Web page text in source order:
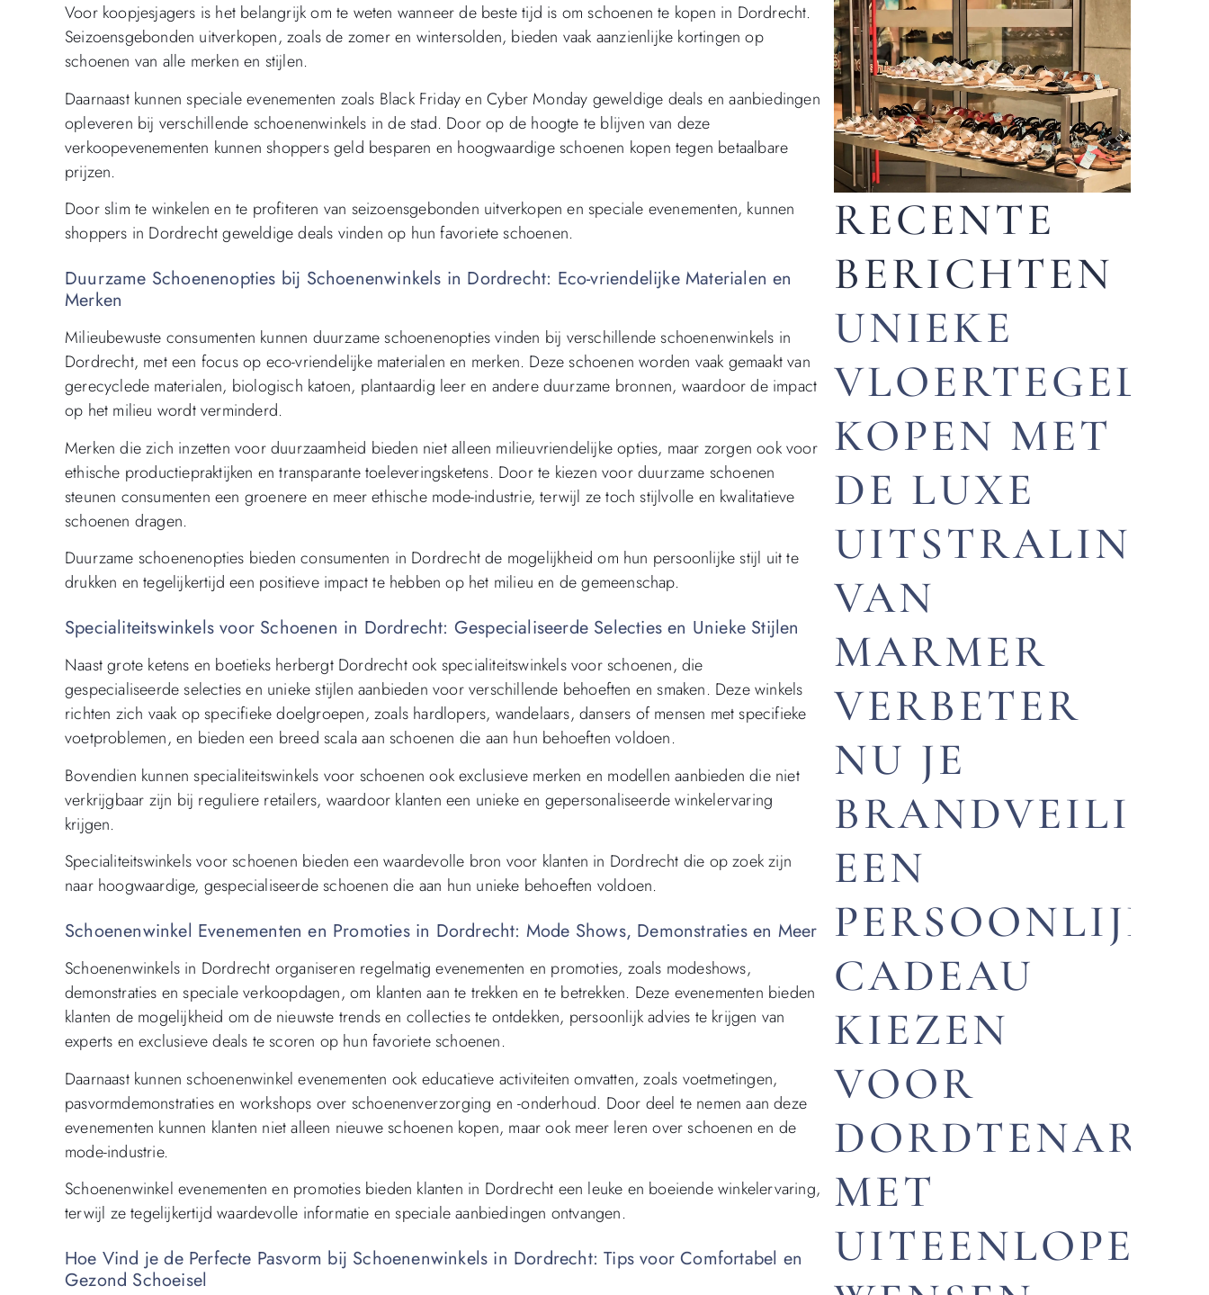
Voor koopjesjagers is het belangrijk om te weten wanneer de beste tijd is om schoenen te kopen in Dordrecht.
Seizoensgebonden uitverkopen, zoals de zomer en wintersolden, bieden vaak aanzienlijke kortingen op
schoenen van alle merken en stijlen.
Daarnaast kunnen speciale evenementen zoals Black Friday en Cyber Monday geweldige deals en aanbiedingen
opleveren bij verschillende schoenenwinkels in de stad. Door op de hoogte te blijven van deze
verkoopevenementen kunnen shoppers geld besparen en hoogwaardige schoenen kopen tegen betaalbare
prijzen.
Door slim te winkelen en te profiteren van seizoensgebonden uitverkopen en speciale evenementen, kunnen
shoppers in Dordrecht geweldige deals vinden op hun favoriete schoenen.
Duurzame Schoenenopties bij Schoenenwinkels in Dordrecht: Eco-vriendelijke Materialen en
Merken
Milieubewuste consumenten kunnen duurzame schoenenopties vinden bij verschillende schoenenwinkels in
Dordrecht, met een focus op eco-vriendelijke materialen en merken. Deze schoenen worden vaak gemaakt van
gerecyclede materialen, biologisch katoen, plantaardig leer en andere duurzame bronnen, waardoor de impact
op het milieu wordt verminderd.
Merken die zich inzetten voor duurzaamheid bieden niet alleen milieuvriendelijke opties, maar zorgen ook voor
ethische productiepraktijken en transparante toeleveringsketens. Door te kiezen voor duurzame schoenen
steunen consumenten een groenere en meer ethische mode-industrie, terwijl ze toch stijlvolle en kwalitatieve
schoenen dragen.
Duurzame schoenenopties bieden consumenten in Dordrecht de mogelijkheid om hun persoonlijke stijl uit te
drukken en tegelijkertijd een positieve impact te hebben op het milieu en de gemeenschap.
Specialiteitswinkels voor Schoenen in Dordrecht: Gespecialiseerde Selecties en Unieke Stijlen
Naast grote ketens en boetieks herbergt Dordrecht ook specialiteitswinkels voor schoenen, die
gespecialiseerde selecties en unieke stijlen aanbieden voor verschillende behoeften en smaken. Deze winkels
richten zich vaak op specifieke doelgroepen, zoals hardlopers, wandelaars, dansers of mensen met specifieke
voetproblemen, en bieden een breed scala aan schoenen die aan hun behoeften voldoen.
Bovendien kunnen specialiteitswinkels voor schoenen ook exclusieve merken en modellen aanbieden die niet
verkrijgbaar zijn bij reguliere retailers, waardoor klanten een unieke en gepersonaliseerde winkelervaring
krijgen.
Specialiteitswinkels voor schoenen bieden een waardevolle bron voor klanten in Dordrecht die op zoek zijn
naar hoogwaardige, gespecialiseerde schoenen die aan hun unieke behoeften voldoen.
Schoenenwinkel Evenementen en Promoties in Dordrecht: Mode Shows, Demonstraties en Meer
Schoenenwinkels in Dordrecht organiseren regelmatig evenementen en promoties, zoals modeshows,
demonstraties en speciale verkoopdagen, om klanten aan te trekken en te betrekken. Deze evenementen bieden
klanten de mogelijkheid om de nieuwste trends en collecties te ontdekken, persoonlijk advies te krijgen van
experts en exclusieve deals te scoren op hun favoriete schoenen.
Daarnaast kunnen schoenenwinkel evenementen ook educatieve activiteiten omvatten, zoals voetmetingen,
pasvormdemonstraties en workshops over schoenenverzorging en -onderhoud. Door deel te nemen aan deze
evenementen kunnen klanten niet alleen nieuwe schoenen kopen, maar ook meer leren over schoenen en de
mode-industrie.
Schoenenwinkel evenementen en promoties bieden klanten in Dordrecht een leuke en boeiende winkelervaring,
terwijl ze tegelijkertijd waardevolle informatie en speciale aanbiedingen ontvangen.
Hoe Vind je de Perfecte Pasvorm bij Schoenenwinkels in Dordrecht: Tips voor Comfortabel en
Gezond Schoeisel
RECENTE
BERICHTEN
UNIEKE
VLOERTEGELS
KOPEN MET
DE LUXE
UITSTRALING
VAN
MARMER
VERBETER
NU JE
EEN
PERSOONLIJK
CADEAU
KIEZEN
VOOR
DORDTENAREN
MET